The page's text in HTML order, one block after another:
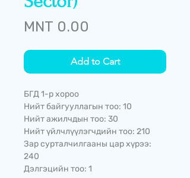
MNT 0.00
Add to Cart
БГД 1-р хороо
Нийт байгууллагын тоо: 10
Нийт ажилчдын тоо: 30
Нийт үйлчлүүлэгчдийн тоо: 210
Зар сурталчилгааны цар хүрээ:
240
Дэлгэцийн тоо: 1